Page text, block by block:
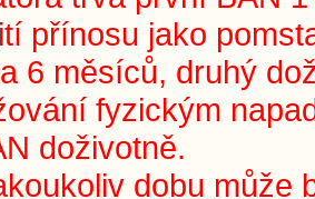
přínosu jako
6 měsíců, druhý
fyzickým
doživotně.
dobu může